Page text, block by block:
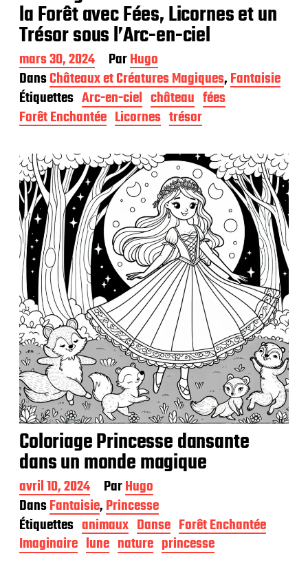
la Forêt avec Fées, Licornes et un
Trésor sous l’Arc-en-ciel
D
a
t
e
d
e
u
b
l
i
c
a
t
i
o
n
mars 30, 2024 ParHugo
DansChâteaux et Créatures Magiques,Fantaisie
Étiquettes Arc-en-ciel château fées
Forêt Enchantée Licornes trésor
Coloriage Princesse dansante
dans un monde magique
D
a
t
e
d
e
avril 10, 2024 ParHugo
DansFantaisie,Princesse
Étiquettes animaux Danse Forêt Enchantée
Imaginaire lune nature princesse